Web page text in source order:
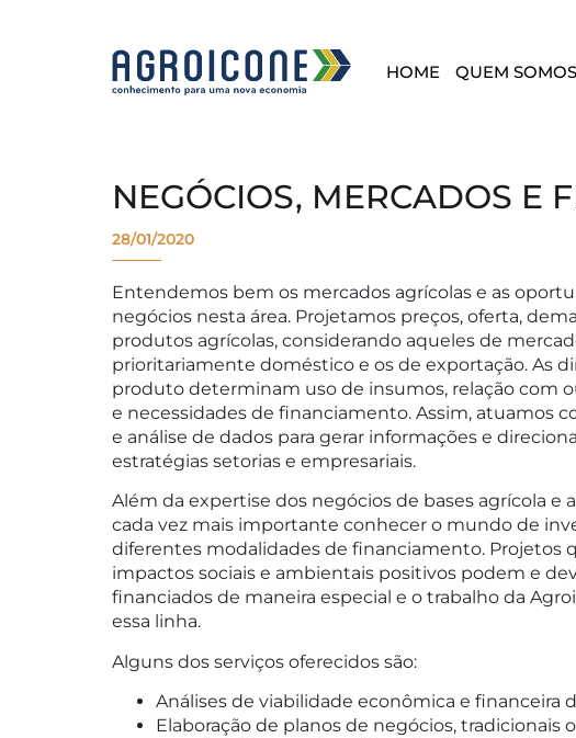
HOME QUEM SOMOS
NEGÓCIOS, MERCADOS E
28/01/2020
Entendemos bem os mercados agrícolas e as
negócios nesta área. Projetamos preços, oferta,
produtos agrícolas, considerando aqueles de
prioritariamente doméstico e os de exportação. As
produto determinam uso de insumos, relação com
e necessidades de financiamento. Assim, atuamos
e análise de dados para gerar informações e
estratégias setorias e empresariais.
Além da expertise dos negócios de bases agrícola e
cada vez mais importante conhecer o mundo de
diferentes modalidades de financiamento. Projetos
impactos sociais e ambientais positivos podem e
financiados de maneira especial e o trabalho da
essa linha.
Alguns dos serviços oferecidos são:
Análises de viabilidade econômica e financeira
Elaboração de planos de negócios, tradicionais